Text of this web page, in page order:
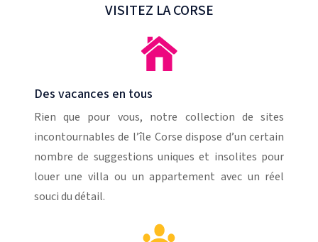
VISITEZ LA CORSE
Des vacances en tous
Rien que pour vous, notre collection de sites
incontournables de l’île Corse dispose d’un certain
nombre de suggestions uniques et insolites pour
louer une villa ou un appartement avec un réel
souci du détail.